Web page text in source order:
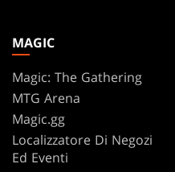
MAGIC
Magic: The Gathering
MTG Arena
Magic.gg
Localizzatore Di Negozi
Ed Eventi